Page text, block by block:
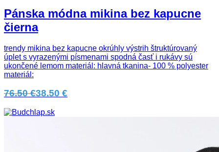
Pánska módna mikina bez kapucne
čierna
trendy mikina bez kapucne okrúhly výstrih štruktúrovaný
úplet s vyrazenými písmenami spodná časť i rukávy sú
ukončené lemom materiál: hlavná tkanina- 100 % polyester
materiál:
76.50 €38.50 €